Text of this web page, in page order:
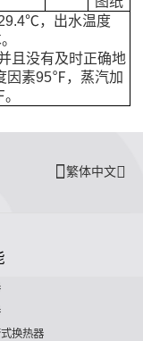
，出水温度
且没有及时正确地
因素95℉，蒸汽加
繁体中文
换热器